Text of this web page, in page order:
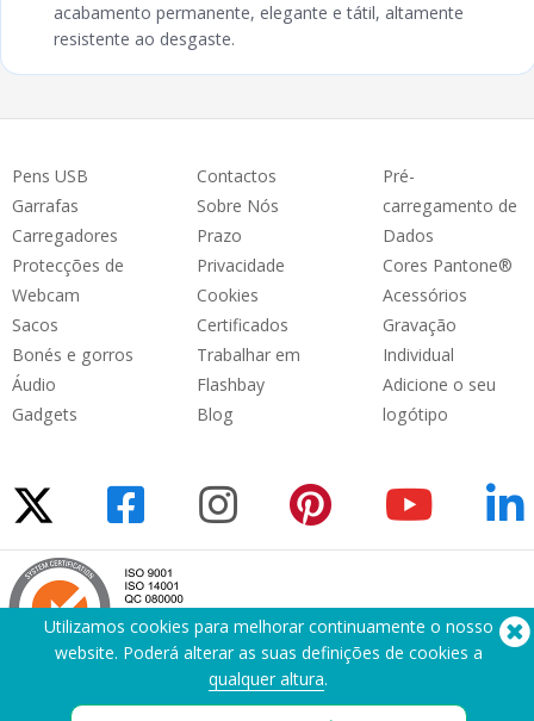
acabamento permanente, elegante e tátil, altamente
resistente ao desgaste.
Pens USB
Garrafas
Carregadores
Protecções de
Webcam
Sacos
Bonés e gorros
Áudio
Gadgets
Contactos
Sobre Nós
Prazo
Privacidade
Cookies
Certificados
Trabalhar em
Flashbay
Blog
Pré-
carregamento de
Dados
Cores Pantone®
Acessórios
Gravação
Individual
Adicione o seu
logótipo
Precisa de ajuda? Telefone:(650) 938-3500 (US)
Utilizamos cookies para melhorar continuamente o nosso
website. Poderá alterar as suas definições de cookies a
qualquer altura.